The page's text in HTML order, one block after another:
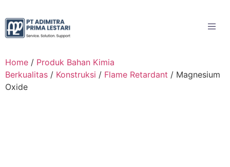
Home / Produk Bahan Kimia
Berkualitas / Konstruksi / Flame Retardant / Magnesium
Oxide